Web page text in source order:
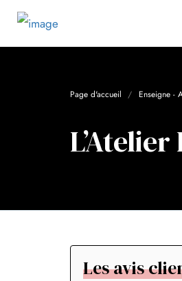
Page d'accueil Enseigne -
Les avis